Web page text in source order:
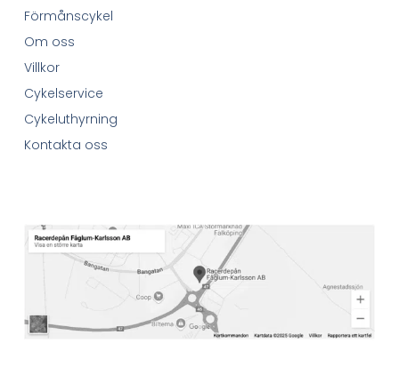
Förmånscykel
Om oss
Villkor
Cykelservice
Cykeluthyrning
Kontakta oss